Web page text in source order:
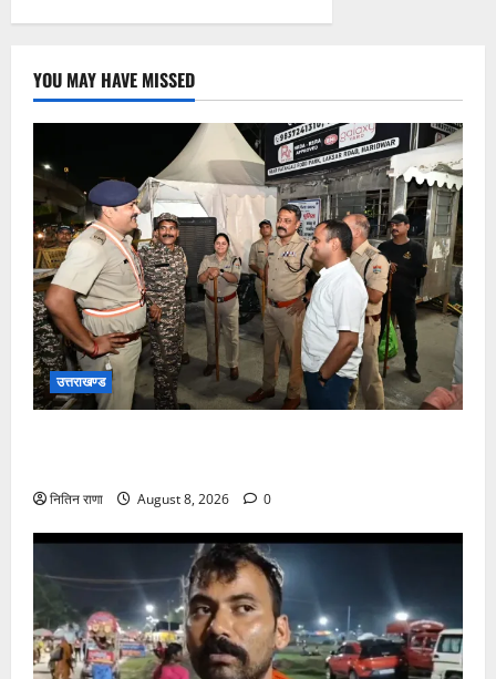
पूर्णिमा:
देव
YOU MAY HAVE MISSED
उत्तराखण्ड
नितिन राणा August 8, 2026 0